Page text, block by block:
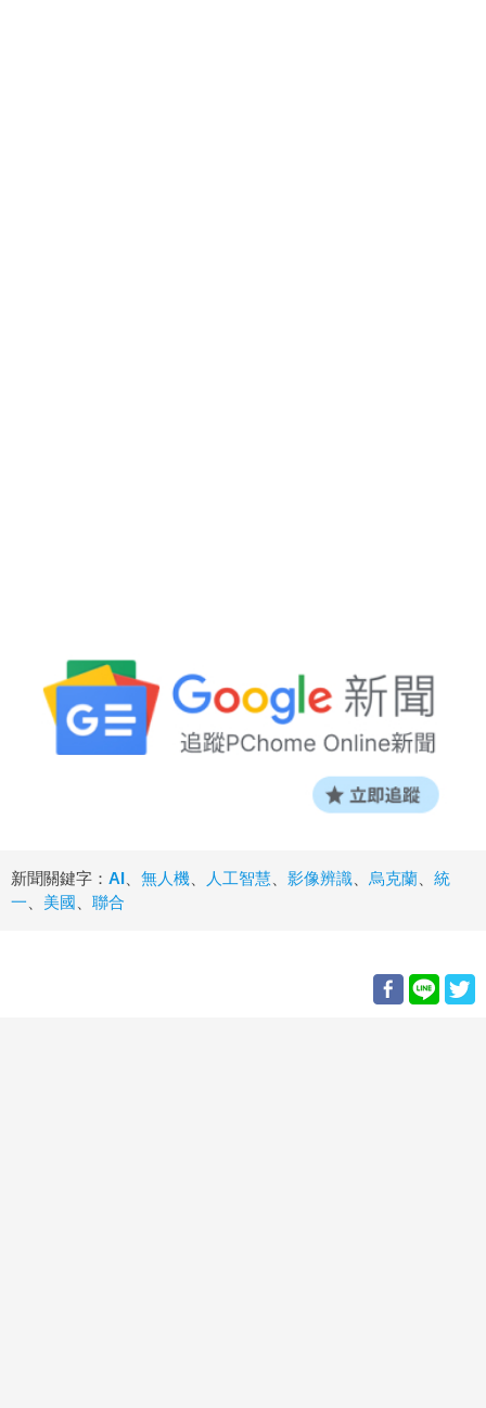
新聞關鍵字： AI 無人機 人工智慧 影像辨識 烏克蘭
統
一
美國 聯合